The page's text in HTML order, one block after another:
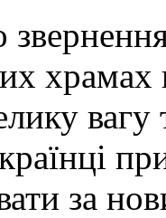
храмах
за